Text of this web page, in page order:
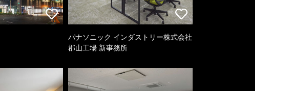
パナソニック インダストリー株式会社
郡山工場 新事務所